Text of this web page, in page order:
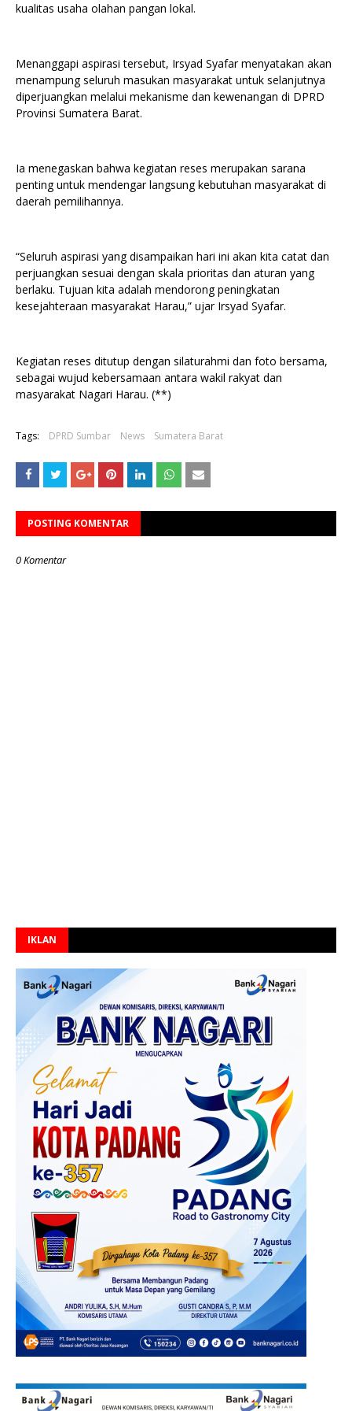
kualitas usaha olahan pangan lokal.
Menanggapi aspirasi tersebut, Irsyad Syafar menyatakan akan
menampung seluruh masukan masyarakat untuk selanjutnya
diperjuangkan melalui mekanisme dan kewenangan di DPRD
Provinsi Sumatera Barat.
Ia menegaskan bahwa kegiatan reses merupakan sarana
penting untuk mendengar langsung kebutuhan masyarakat di
daerah pemilihannya.
“Seluruh aspirasi yang disampaikan hari ini akan kita catat dan
perjuangkan sesuai dengan skala prioritas dan aturan yang
berlaku. Tujuan kita adalah mendorong peningkatan
kesejahteraan masyarakat Harau,” ujar Irsyad Syafar.
Kegiatan reses ditutup dengan silaturahmi dan foto bersama,
sebagai wujud kebersamaan antara wakil rakyat dan
masyarakat Nagari Harau. (**)
Tags: DPRD Sumbar News Sumatera Barat
POSTING KOMENTAR
0 Komentar
IKLAN